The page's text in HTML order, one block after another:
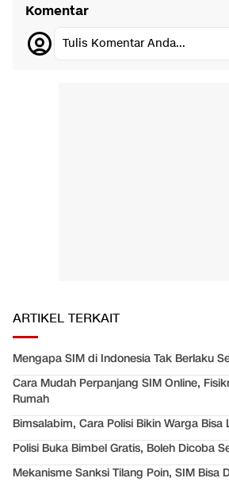
Komentar
Tulis Komentar Anda...
ARTIKEL TERKAIT
Mengapa SIM di Indonesia Tak Berlaku
Cara Mudah Perpanjang SIM Online,
Rumah
Bimsalabim, Cara Polisi Bikin Warga Bisa
Polisi Buka Bimbel Gratis, Boleh Dicoba
Mekanisme Sanksi Tilang Poin, SIM Bisa